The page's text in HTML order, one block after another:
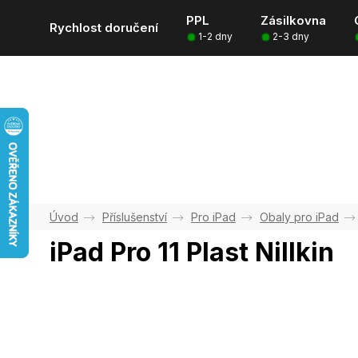
Rychlost doručení PPL Zásilkovna
1-2 dny 2-3 dny
Příslušenství Pro iPad Obaly pro iPad
iPad Pro 11 Plast Nillkin